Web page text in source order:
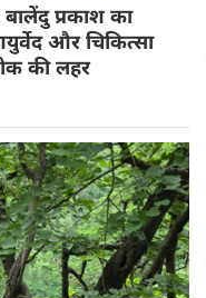
बालेंदु प्रकाश का
और चिकित्सा
की लहर